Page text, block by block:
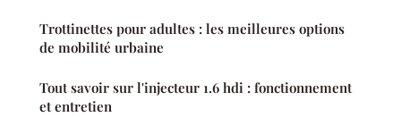
Trottinettes pour adultes : les meilleures options
de mobilité urbaine
Tout savoir sur l'injecteur 1.6 hdi : fonctionnement
et entretien